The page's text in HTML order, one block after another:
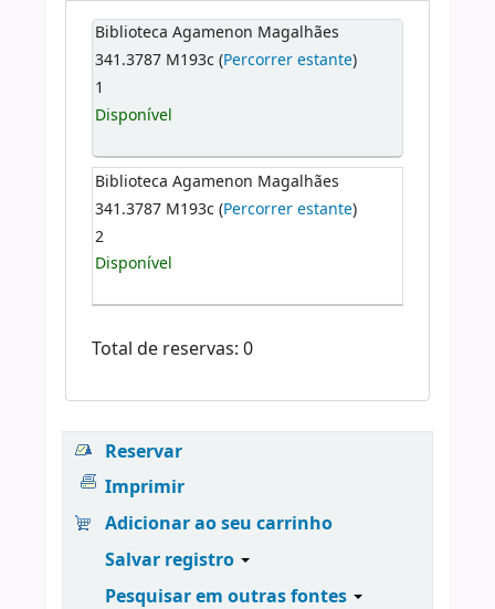
Biblioteca Agamenon Magalhães
341.3787 M193c (Percorrer estante)
1
Disponível
Biblioteca Agamenon Magalhães
341.3787 M193c (Percorrer estante)
2
Disponível
Total de reservas: 0
Reservar
Imprimir
Adicionar ao seu carrinho
Salvar registro
Pesquisar em outras fontes